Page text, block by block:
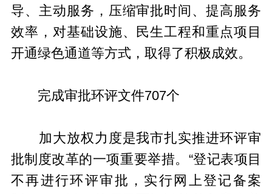
导、主动服务，压缩审批时间、提高服务
效率，对基础设施、民生工程和重点项目
开通绿色通道等方式，取得了积极成效。
完成审批环评文件707个
加大放权力度是我市扎实推进环评审
批制度改革的一项重要举措。“登记表项目
不再进行环评审批，实行网上登记备案